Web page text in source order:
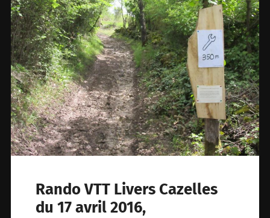
Rando VTT Livers Cazelles
du 17 avril 2016,